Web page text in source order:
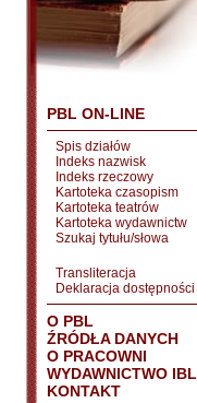
PBL ON-LINE
Spis działów
Indeks nazwisk
Indeks rzeczowy
Kartoteka czasopism
Kartoteka teatrów
Kartoteka wydawnictw
Szukaj tytułu/słowa
Transliteracja
Deklaracja dostępności
O PBL
ŹRÓDŁA DANYCH
O PRACOWNI
WYDAWNICTWO IBL
KONTAKT